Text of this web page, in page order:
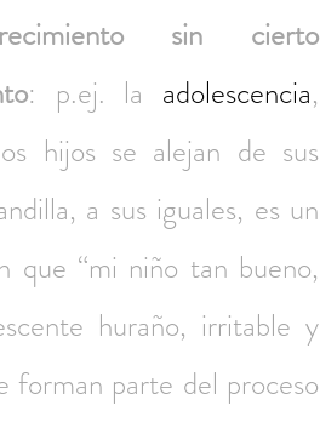
sin cierto
: p.ej. la adolescencia,
hijos se alejan de sus
a sus iguales, es un
que “mi niño tan bueno,
huraño, irritable y
forman parte del proceso